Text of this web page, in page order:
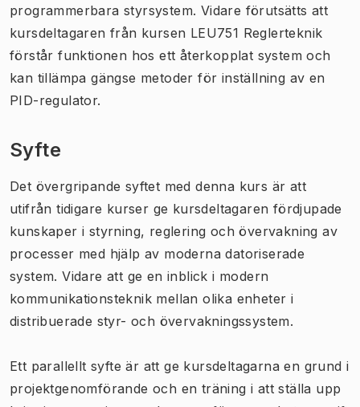
programmerbara styrsystem. Vidare förutsätts att
kursdeltagaren från kursen LEU751 Reglerteknik
förstår funktionen hos ett återkopplat system och
kan tillämpa gängse metoder för inställning av en
PID-regulator.
Syfte
Det övergripande syftet med denna kurs är att
utifrån tidigare kurser ge kursdeltagaren fördjupade
kunskaper i styrning, reglering och övervakning av
processer med hjälp av moderna datoriserade
system. Vidare att ge en inblick i modern
kommunikationsteknik mellan olika enheter i
distribuerade styr- och övervakningssystem.
Ett parallellt syfte är att ge kursdeltagarna en grund i
projektgenomförande och en träning i att ställa upp